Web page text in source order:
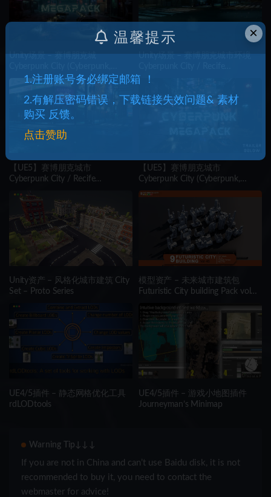
Unity场景 – 赛博朋克城
Cyberpunk City, Sci-Fi City)
Unity场景 – 赛博朋克城市环境
Environment
【UE5】赛博朋克城市
Cyberpunk City / Recife
Scifi Sci-fi Cyberpunk )
【UE5】赛博朋克城市
Cyberpunk City (Cyberpunk,
Cyberpunk City, Sci-Fi City)
Unity资产 – 风格化城市建筑 City
Set – Proto Series
模型资产 – 未来城市建筑包
Futuristic City building Pack vol
UE4/5插件 – 静态网格优化工具
rdLODtools
UE4/5插件 – 游戏小地图插件
Journeyman’s Minimap
Warning Tip↓↓↓
If you are not in China and can’t use Baidu disk, it is not
recommended to buy it, you need to contact the
webmaster for advice!
×
温馨提示
1.注册账号务必绑定邮箱 ！
2.有解压密码错误，下载链接失效问题& 素材
购买 反馈。
点击赞助